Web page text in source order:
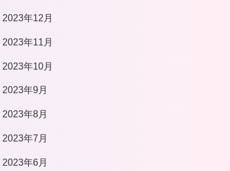
2023年12月
2023年11月
2023年10月
2023年9月
2023年8月
2023年7月
2023年6月